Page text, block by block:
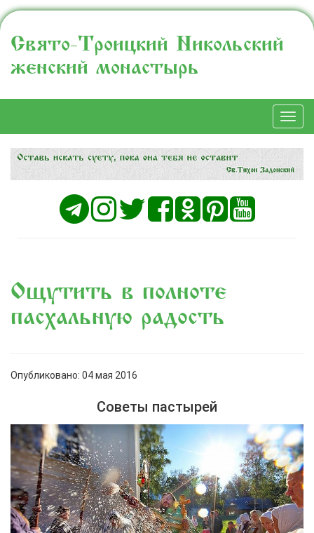
Свято-Троицкий Никольский
женский монастырь
Ощутить в полноте
пасхальную радость
Опубликовано: 04 мая 2016
Советы пастырей